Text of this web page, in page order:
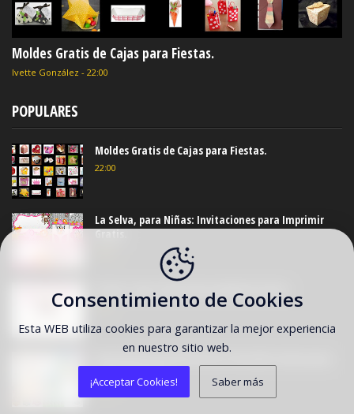
Moldes Gratis de Cajas para Fiestas.
Ivette González - 22:00
POPULARES
Moldes Gratis de Cajas para Fiestas.
22:00
La Selva, para Niñas: Invitaciones para Imprimir
Gratis.
Frozen: Caja Tetera Para Imprimir Gratis.
2:00
18:00
Consentimiento de Cookies
Esta WEB utiliza cookies para garantizar la mejor experiencia
en nuestro sitio web.
¡Acceptar Cookies! Saber más